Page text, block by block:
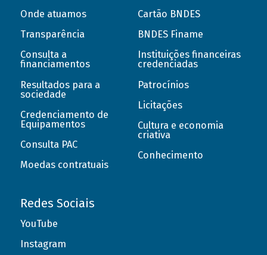
Onde atuamos
Transparência
Consulta a
financiamentos
Resultados para a
sociedade
Credenciamento de
Equipamentos
Consulta PAC
Moedas contratuais
Cartão BNDES
BNDES Finame
Instituições financeiras
credenciadas
Patrocínios
Licitações
Cultura e economia
criativa
Conhecimento
Redes Sociais
YouTube
Instagram